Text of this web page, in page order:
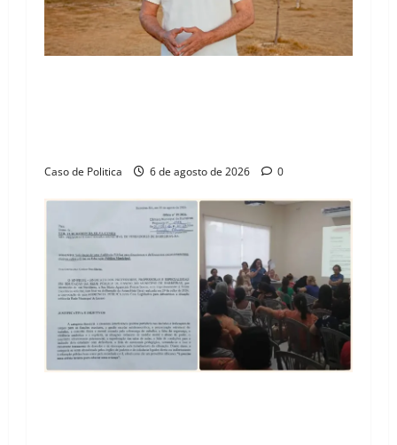
Caso de Politica 6 de agosto de 2026 0